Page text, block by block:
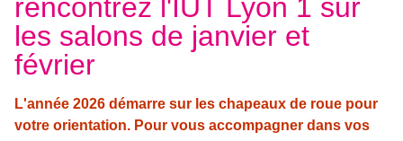
rencontrez l'IUT Lyon 1 sur
les salons de janvier et
février
L'année 2026 démarre sur les chapeaux de roue pour
votre orientation. Pour vous accompagner dans vos